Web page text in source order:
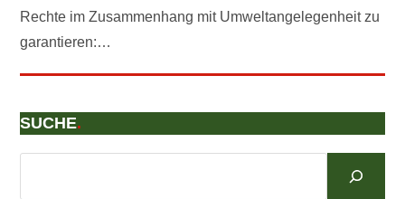
Rechte im Zusammenhang mit Umweltangelegenheit zu
garantieren:…
SUCHE.